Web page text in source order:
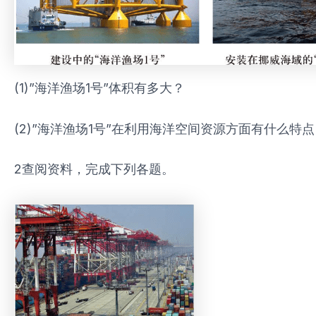
(1)”海洋渔场1号”体积有多大？
(2)”海洋渔场1号”在利用海洋空间资源方面有什么特
2查阅资料，完成下列各题。